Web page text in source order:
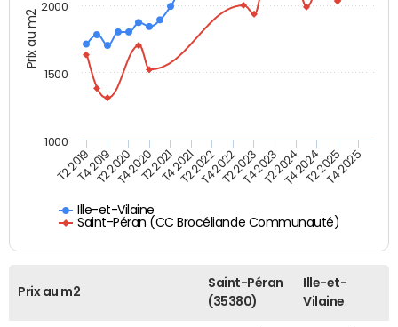
Prix au m2
Ille-et-Vilaine
Saint-Péran (CC Brocéliande Communauté)
T2 2019T4 2019T2 2020T4 2020T2 2021T4 2021T2 2022T4 2022T2 2023T4 2023T2 2024T4 2024T2 2025T4 2025
1500
2000
1000
Prix au m2
Saint-Péran
(35380)
Ille-et-
Vilaine